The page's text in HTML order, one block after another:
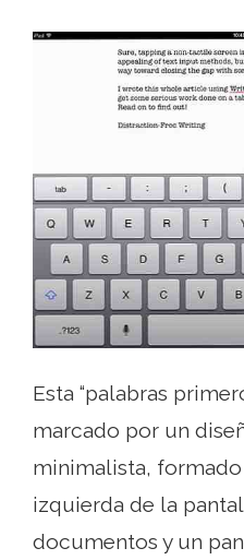
Esta “palabras
marcado por un
minimalista,
izquierda de la
documentos y un